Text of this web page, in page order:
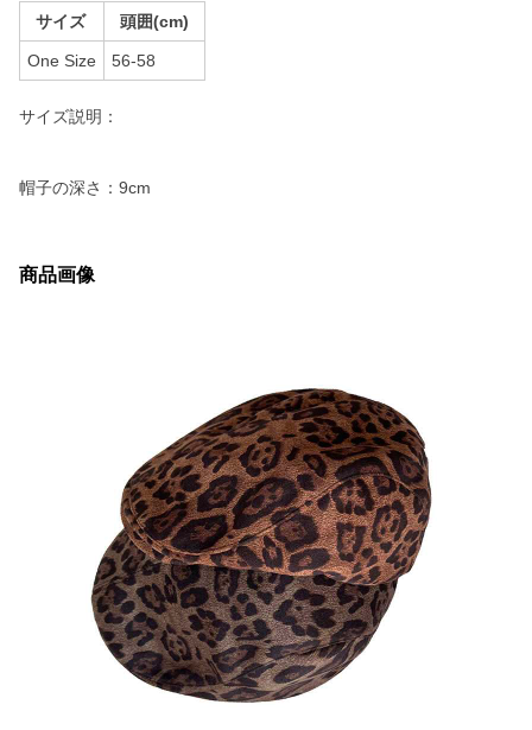
サイズ 頭囲(cm)
One Size 56-58
サイズ説明：
帽子の深さ：9cm
商品画像